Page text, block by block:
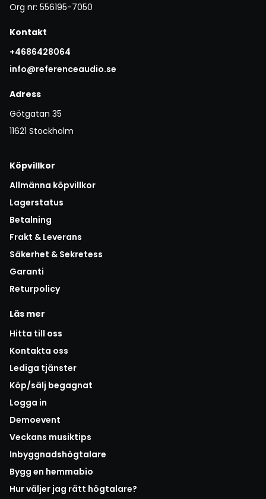
Org nr: 556195-7050
Kontakt
+4686428064
info@referenceaudio.se
Adress
Götgatan 35
11621 Stockholm
Köpvillkor
Allmänna köpvillkor
Lagerstatus
Betalning
Frakt & Leverans
Säkerhet & Sekretess
Garanti
Returpolicy
Läs mer
Hitta till oss
Kontakta oss
Lediga tjänster
Köp/sälj begagnat
Logga in
Demoevent
Veckans musiktips
Inbyggnadshögtalare
Bygg en hemmabio
Hur väljer jag rätt högtalare?